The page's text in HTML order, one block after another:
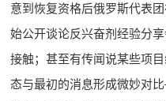
意到恢复资格后俄罗斯代表
始公开谈论反兴奋剂经验分
接触；甚至有传闻说某些项
态与最初的消息形成微妙对